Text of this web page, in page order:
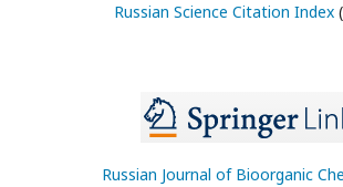
Russian Science Citation Index
Russian Journal of Bioorganic